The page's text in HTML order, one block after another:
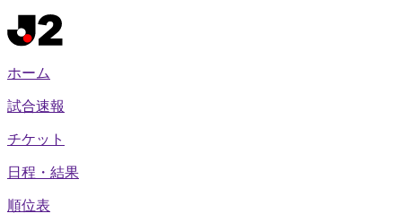
ホーム
試合速報
チケット
日程・結果
順位表